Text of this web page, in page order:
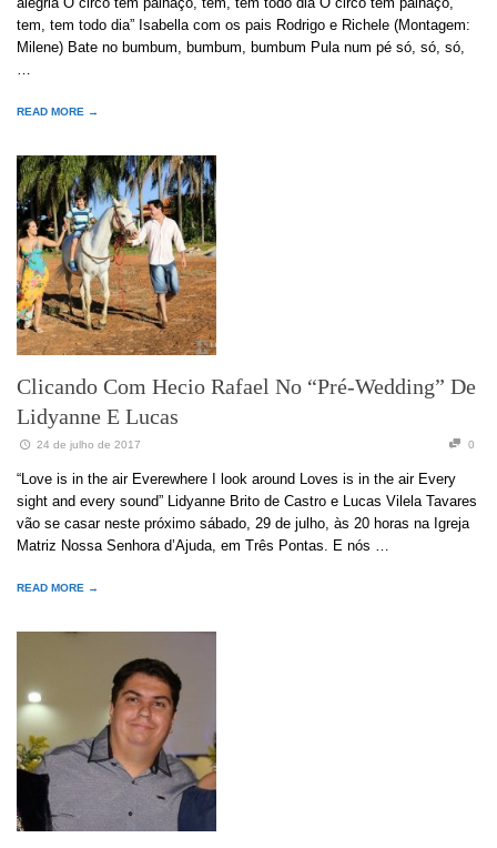
tem, tem todo dia” Isabella com os pais Rodrigo e Richele (Montagem:
Milene) Bate no bumbum, bumbum, bumbum Pula num pé só, só, só,
READ MORE →
Clicando Com Hecio Rafael No “pré-Wedding” De
Lidyanne E Lucas
24 de julho de 2017 0
“Love is in the air Everewhere I look around Loves is in the air Every
sight and every sound” Lidyanne Brito de Castro e Lucas Vilela Tavares
vão se casar neste próximo sábado, 29 de julho, às 20 horas na Igreja
Matriz Nossa Senhora d’Ajuda, em Três Pontas. E nós …
READ MORE →